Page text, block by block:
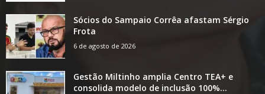
Sócios do Sampaio Corrêa afastam Sérgio
Frota
6 de agosto de 2026
Gestão Miltinho amplia Centro TEA+ e
consolida modelo de inclusão 100%...